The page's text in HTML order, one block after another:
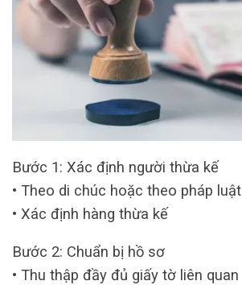
Bước 1: Xác định người thừa kế
• Theo di chúc hoặc theo pháp luật
• Xác định hàng thừa kế
Bước 2: Chuẩn bị hồ sơ
• Thu thập đầy đủ giấy tờ liên quan